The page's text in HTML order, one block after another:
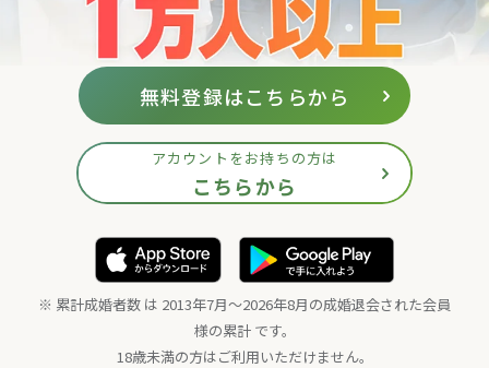
無料登録はこちらから
アカウントをお持ちの方は
こちらから
※ 累計成婚者数 は 2013年7月〜2026年8月の成婚退会された会員
様の累計 です。
18歳未満の方はご利用いただけません。